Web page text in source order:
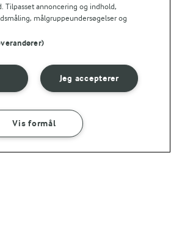
end mørk chokolade?
glutenfri?
uden æg?
DU INGREDIENSER
Tilpasset annoncering og indhold,
målgruppeundersøgelser og
Jeg accepterer
Vis formål